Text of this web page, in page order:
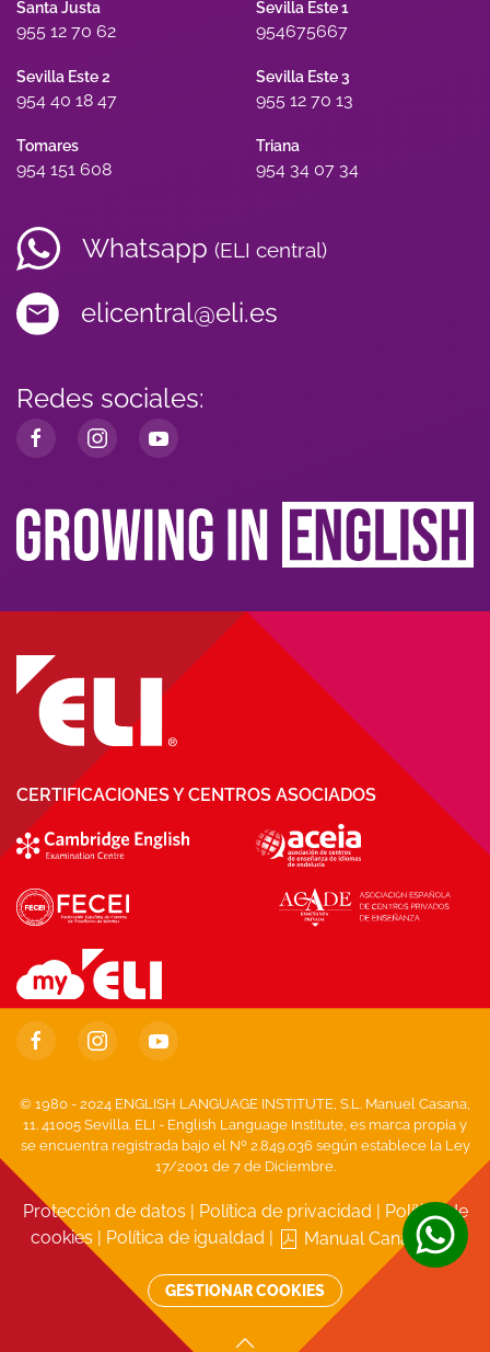
Santa Justa
955 12 70 62
Sevilla Este 1
954675667
Sevilla Este 2
954 40 18 47
Sevilla Este 3
955 12 70 13
Tomares
954 151 608
Triana
954 34 07 34
Whatsapp (ELI central)
elicentral@eli.es
Redes sociales:
CERTIFICACIONES Y CENTROS ASOCIADOS
© 1980 - 2024 ENGLISH LANGUAGE INSTITUTE, S.L. Manuel Casana,
11. 41005 Sevilla. ELI - English Language Institute, es marca propia y
se encuentra registrada bajo el Nº 2.849.036 según establece la Ley
17/2001 de 7 de Diciembre.
Protección de datos Política de privacidad
Política de
cookies
Política de igualdad Manual Canal Ético
GESTIONAR COOKIES